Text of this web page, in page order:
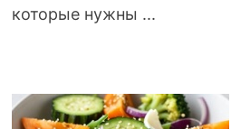
которые нужны ...